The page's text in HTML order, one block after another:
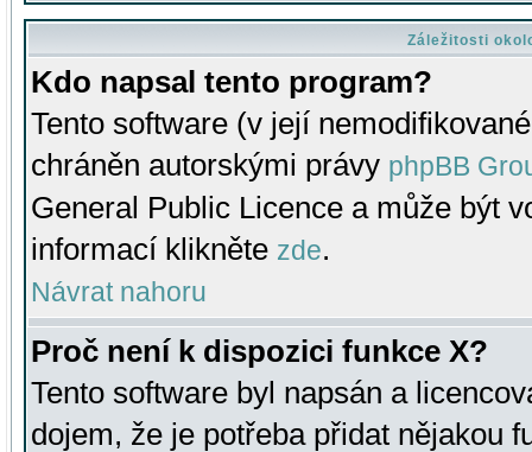
Záležitosti
Kdo napsal tento program?
Tento software (v její
chráněn autorskými právy phpBB
General Public Licence a může být
informací klikněte zde.
Návrat nahoru
Proč není k dispozici funkce X?
Tento software byl napsán a
dojem, že je potřeba přidat nějakou